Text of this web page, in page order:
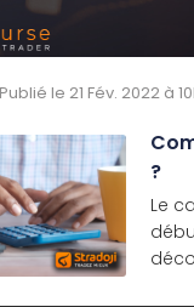
le 21 Fév. 2022 à
?
Le